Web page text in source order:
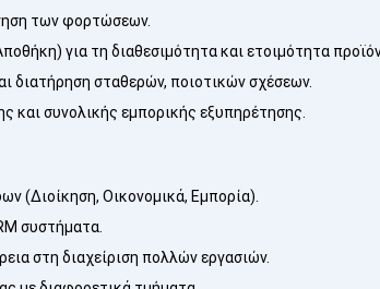
των φορτώσεων.
για τη διαθεσιμότητα και ετοιμότητα
διατήρηση σταθερών, ποιοτικών σχέσεων.
συνολικής εμπορικής εξυπηρέτησης.
(Διοίκηση, Οικονομικά, Εμπορία).
συστήματα.
στη διαχείριση πολλών εργασιών.